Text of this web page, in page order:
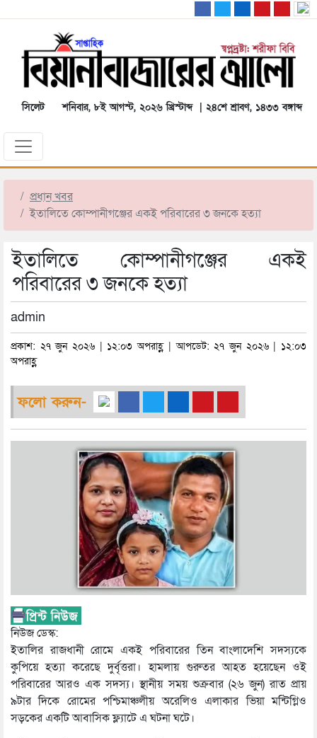
সিলেট শনিবার, ৮ই আগস্ট, ২০২৬ খ্রিস্টাব্দ | ২৪শে শ্রাবণ, ১৪৩৩ বঙ্গাব্দ
প্রধান খবর
ইতালিতে কোম্পানীগঞ্জের একই পরিবারের ৩ জনকে হত্যা
ইতালিতে কোম্পানীগঞ্জের একই
পরিবারের ৩ জনকে হত্যা
admin
প্রকাশ: ২৭ জুন ২০২৬ | ১২:০৩ অপরাহ্ণ | আপডেট: ২৭ জুন ২০২৬ | ১২:০৩
অপরাহ্ণ
ফলো করুন-
নিউজ ডেস্ক:
ইতালির রাজধানী রোমে একই পরিবারের তিন বাংলাদেশি সদস্যকে
কুপিয়ে হত্যা করেছে দুর্বৃত্তরা। হামলায় গুরুতর আহত হয়েছেন ওই
পরিবারের আরও এক সদস্য। স্থানীয় সময় শুক্রবার (২৬ জুন) রাত প্রায়
৯টার দিকে রোমের পশ্চিমাঞ্চলীয় অরেলিও এলাকার ভিয়া মন্টিগ্লিও
সড়কের একটি আবাসিক ফ্ল্যাটে এ ঘটনা ঘটে।